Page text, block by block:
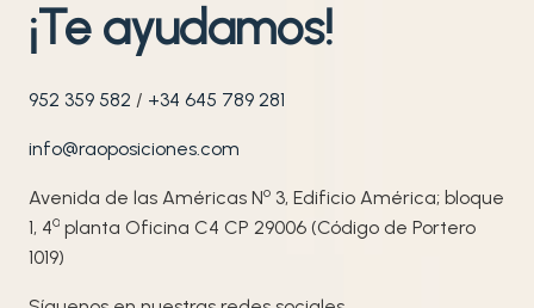
¡Te ayudamos!
952 359 582 / +34 645 789 281
info@raoposiciones.com
Avenida de las Américas No 3, Edificio América; bloque
1, 4ª planta Oficina C4 CP 29006 (Código de Portero
1019)